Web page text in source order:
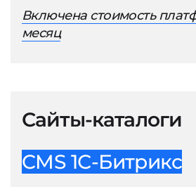
Включена стоимость
месяц
Сайты-каталоги
CMS 1С-Битрикс